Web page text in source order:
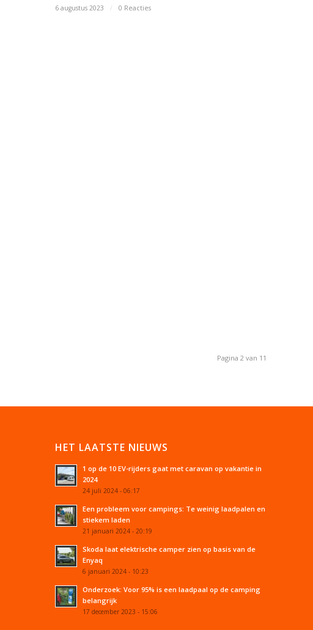
6 augustus 2023 / 0 Reacties
Pagina 2 van 11
HET LAATSTE NIEUWS
1 op de 10 EV-rijders gaat met caravan op vakantie in
2024
24 juli 2024 - 06:17
Een probleem voor campings: Te weinig laadpalen en
stiekem laden
21 januari 2024 - 20:19
Skoda laat elektrische camper zien op basis van de
Enyaq
6 januari 2024 - 10:23
Onderzoek: Voor 95% is een laadpaal op de camping
belangrijk
17 december 2023 - 15:06